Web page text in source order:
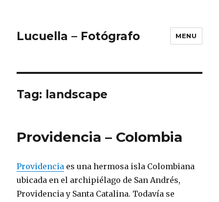
Lucuella – Fotógrafo MENU
Tag: landscape
Providencia – Colombia
Providencia es una hermosa isla Colombiana
ubicada en el archipiélago de San Andrés,
Providencia y Santa Catalina. Todavía se